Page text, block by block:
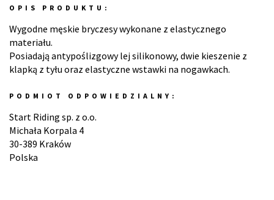
OPIS PRODUKTU:
Wygodne męskie bryczesy wykonane z elastycznego
materiału.
Posiadają antypoślizgowy lej silikonowy, dwie kieszenie z
klapką z tyłu oraz elastyczne wstawki na nogawkach.
PODMIOT ODPOWIEDZIALNY:
Start Riding sp. z o.o.
Michała Korpala 4
30-389 Kraków
Polska